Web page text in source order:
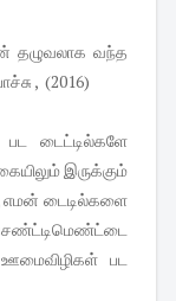
தழுவலாக வந்த
, (2016)
டைட்டில்களே
இருக்கும்
, எமன் டைடில்களை
பட